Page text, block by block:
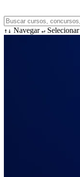
↑↓ Navegar ↵ Selecionar